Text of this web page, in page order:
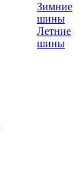
Зимние
шины
Летние
шины